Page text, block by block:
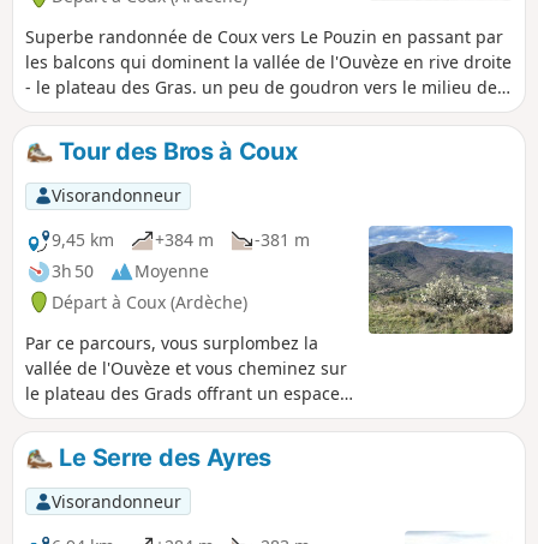
Superbe randonnée de Coux vers Le Pouzin en passant par
les balcons qui dominent la vallée de l'Ouvèze en rive droite
- le plateau des Gras. un peu de goudron vers le milieu de
la randonnée rien de bien mléchant. (!) Obligation d'avoir
deux véhicules : laisser une voiture à Le Pouzin pour le
retour et aller au cimetière de Coux avec le second véhicule,
environ 15 minutes de route.
Tour des Bros à Coux
Visorandonneur
9,45 km
+384 m
-381 m
3h 50
Moyenne
Départ à Coux (Ardèche)
Par ce parcours, vous surplombez la
vallée de l'Ouvèze et vous cheminez sur
le plateau des Grads offrant un espace
naturel particulier.
Le Serre des Ayres
Visorandonneur